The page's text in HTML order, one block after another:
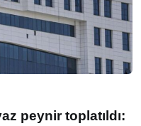
peynir toplatıldı: